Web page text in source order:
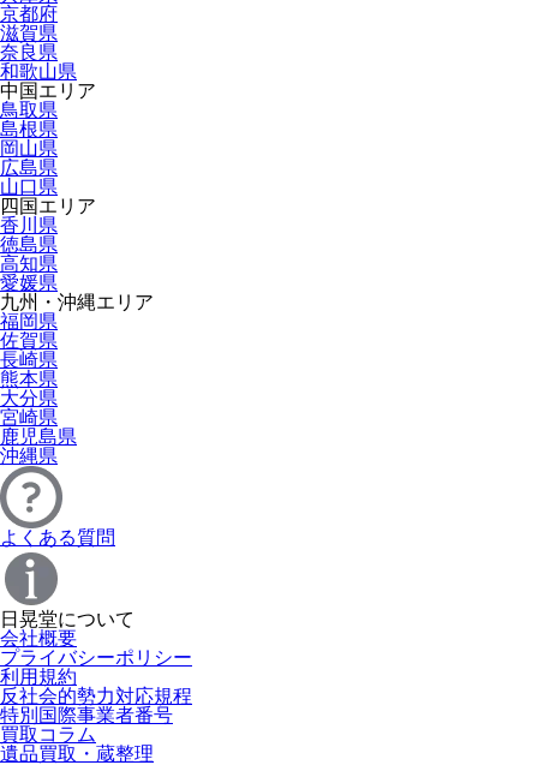
京都府
滋賀県
奈良県
和歌山県
中国エリア
鳥取県
島根県
岡山県
広島県
山口県
四国エリア
香川県
徳島県
高知県
愛媛県
九州・沖縄エリア
福岡県
佐賀県
長崎県
熊本県
大分県
宮崎県
鹿児島県
沖縄県
よくある質問
日晃堂について
会社概要
プライバシーポリシー
利用規約
反社会的勢力対応規程
特別国際事業者番号
買取コラム
遺品買取・蔵整理